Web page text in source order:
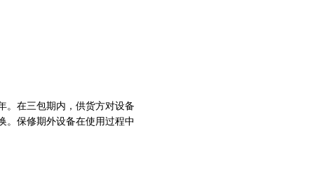
。在三包期内，供货方对设备
。保修期外设备在使用过程中